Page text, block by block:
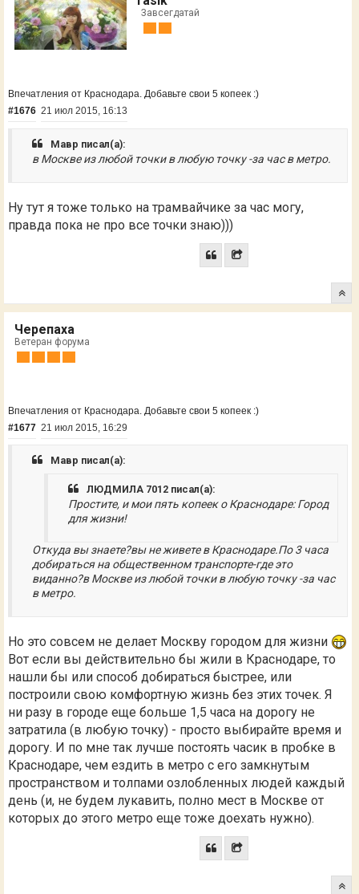
Завсегдатай
Впечатления от Краснодара. Добавьте свои 5 копеек :)
#1676 21 июл 2015, 16:13
Мавр писал(а):
в Москве из любой точки в любую точку -за час в метро.
Ну тут я тоже только на трамвайчике за час могу,
правда пока не про все точки знаю)))
Черепаха
Ветеран форума
Впечатления от Краснодара. Добавьте свои 5 копеек :)
#1677 21 июл 2015, 16:29
Мавр писал(а):
ЛЮДМИЛА 7012 писал(а):
Простите, и мои пять копеек о Краснодаре: Город
для жизни!
Откуда вы знаете?вы не живете в Краснодаре.По 3 часа
добираться на общественном транспорте-где это
виданно?в Москве из любой точки в любую точку -за час
в метро.
Но это совсем не делает Москву городом для жизни
Вот если вы действительно бы жили в Краснодаре, то
нашли бы или способ добираться быстрее, или
построили свою комфортную жизнь без этих точек. Я
ни разу в городе еще больше 1,5 часа на дорогу не
затратила (в любую точку) - просто выбирайте время и
дорогу. И по мне так лучше постоять часик в пробке в
Краснодаре, чем ездить в метро с его замкнутым
пространством и толпами озлобленных людей каждый
день (и, не будем лукавить, полно мест в Москве от
которых до этого метро еще тоже доехать нужно).